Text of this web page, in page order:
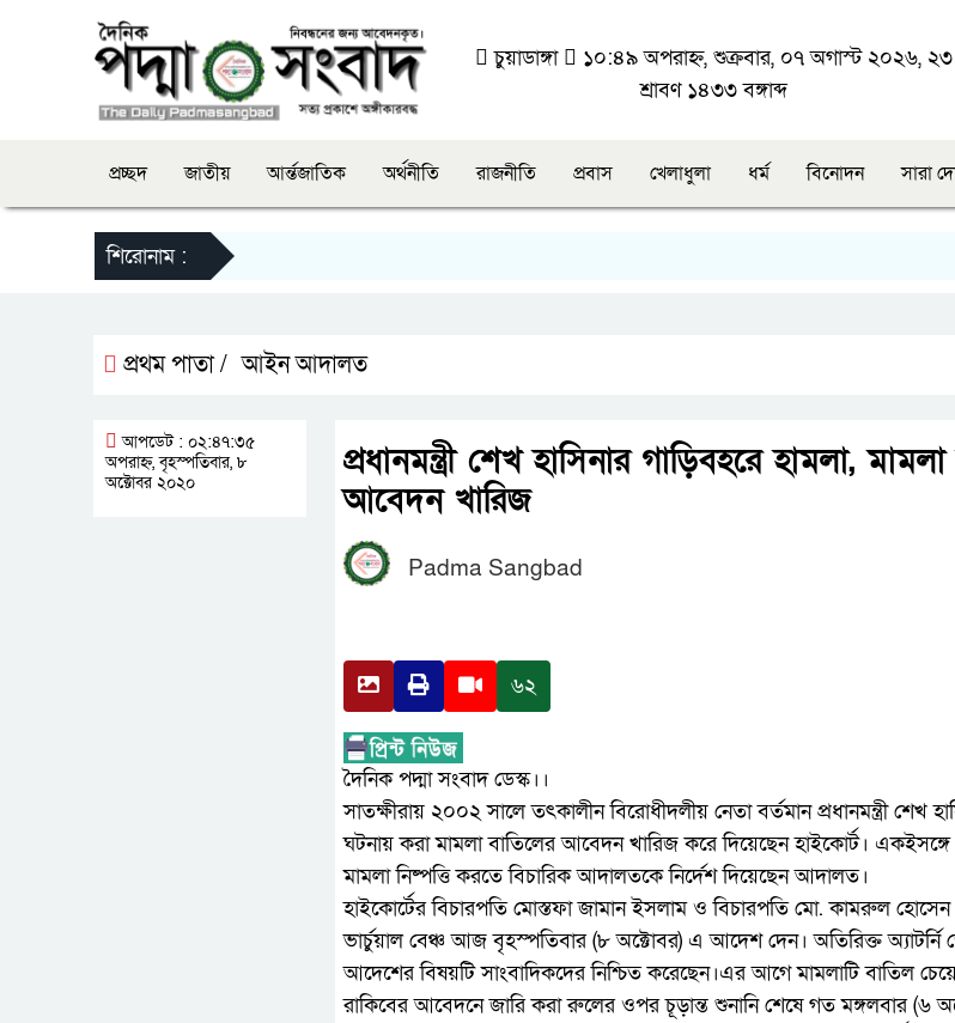
চুয়াডাঙ্গা
১০:৪৯ অপরাহ্ন, শুক্রবার, ০৭ অগাস্ট ২০২৬, ২৩
শ্রাবণ ১৪৩৩ বঙ্গাব্দ
প্রচ্ছদ জাতীয় আর্ন্তজাতিক অর্থনীতি রাজনীতি প্রবাস খেলাধুলা ধর্ম বিনোদন সারা
শিরোনাম :
প্রথম পাতা / আইন আদালত
প্রধানমন্ত্রী শেখ হাসিনার গাড়িবহরে হামলা,
আবেদন খারিজ
Padma Sangbad
৬২
দৈনিক পদ্মা সংবাদ ডেস্ক।।
সাতক্ষীরায় ২০০২ সালে তৎকালীন বিরোধীদলীয় নেতা বর্তমান প্রধানমন্ত্রী শেখ
ঘটনায় করা মামলা বাতিলের আবেদন খারিজ করে দিয়েছেন হাইকোর্ট।
মামলা নিষ্পত্তি করতে বিচারিক আদালতকে নির্দেশ দিয়েছেন আদালত।
হাইকোর্টের বিচারপতি মোস্তফা জামান ইসলাম ও বিচারপতি মো. কামরুল হোসেন
ভার্চুয়াল বেঞ্চ আজ বৃহস্পতিবার (৮ অক্টোবর) এ আদেশ দেন। অতিরিক্ত
আদেশের বিষয়টি সাংবাদিকদের নিশ্চিত করেছেন।এর আগে মামলাটি বাতিল
রাকিবের আবেদনে জারি করা রুলের ওপর চূড়ান্ত শুনানি শেষে গত মঙ্গলবার (৬
আপডেট : ০২:৪৭:৩৫
অপরাহ্ন, বৃহস্পতিবার, ৮
অক্টোবর ২০২০